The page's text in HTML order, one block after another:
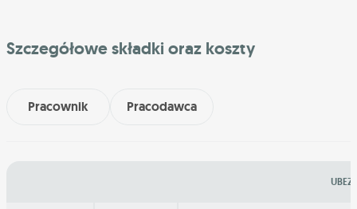
Szczegółowe składki oraz koszty
Pracownik Pracodawca